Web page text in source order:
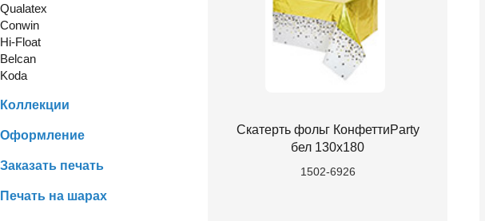
Qualatex
Conwin
Hi-Float
Belcan
Koda
Коллекции
Оформление
Заказать печать
Печать на шарах
Скатерть фольг КонфеттиParty
бел 130х180
1502-6926